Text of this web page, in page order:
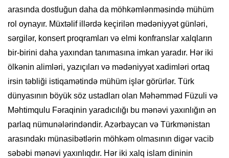
arasında dostluğun daha da möhkəmlənməsində mühüm
rol oynayır. Müxtəlif illərdə keçirilən mədəniyyət günləri,
sərgilər, konsert proqramları və elmi konfranslar xalqların
bir-birini daha yaxından tanımasına imkan yaradır. Hər iki
ölkənin alimləri, yazıçıları və mədəniyyət xadimləri ortaq
irsin təbliği istiqamətində mühüm işlər görürlər. Türk
dünyasının böyük söz ustadları olan Məhəmməd Füzuli və
Məhtimqulu Fəraqinin yaradıcılığı bu mənəvi yaxınlığın ən
parlaq nümunələrindəndir. Azərbaycan və Türkmənistan
arasındakı münasibətlərin möhkəm olmasının digər vacib
səbəbi mənəvi yaxınlıqdır. Hər iki xalq islam dininin